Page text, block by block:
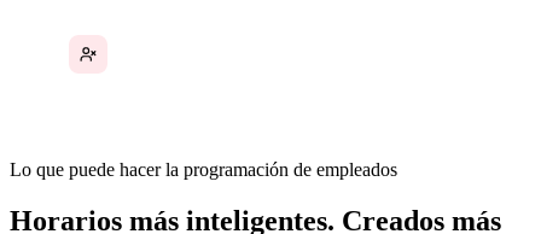
Lo que puede hacer la programación de empleados
Horarios más inteligentes. Creados más